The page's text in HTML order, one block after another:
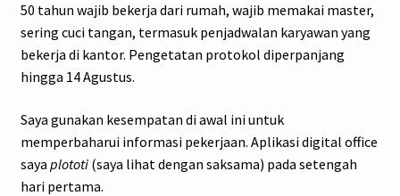
50 tahun wajib bekerja dari rumah, wajib memakai master,
sering cuci tangan, termasuk penjadwalan karyawan yang
bekerja di kantor. Pengetatan protokol diperpanjang
hingga 14 Agustus.
Saya gunakan kesempatan di awal ini untuk
memperbaharui informasi pekerjaan. Aplikasi digital office
saya plototi(saya lihat dengan saksama) pada setengah
hari pertama.